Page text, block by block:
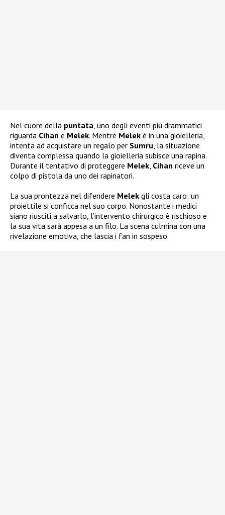
Nel cuore della puntata , uno degli eventi più drammatici
riguarda Cihan e Melek. Mentre Melek è in una gioielleria,
intenta ad acquistare un regalo per Sumru , la situazione
diventa complessa quando la gioielleria subisce una rapina.
Durante il tentativo di proteggere Melek Cihan riceve un
colpo di pistola da uno dei rapinatori.
La sua prontezza nel difendere Melek gli costa caro: un
proiettile si conficca nel suo corpo. Nonostante i medici
siano riusciti a salvarlo, l’intervento chirurgico è rischioso e
la sua vita sarà appesa a un filo. La scena culmina con una
rivelazione emotiva, che lascia i fan in sospeso.